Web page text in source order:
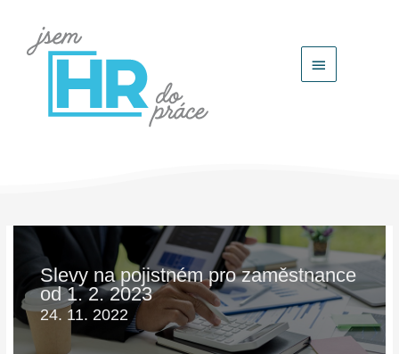
Hlavní
Slevy na pojistném pro zaměstnance
od 1. 2. 2023
24. 11. 2022